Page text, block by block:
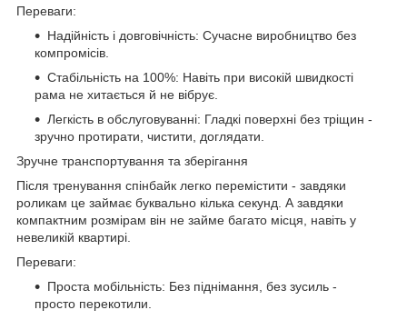
Переваги:
Надійність і довговічність: Сучасне виробництво без
компромісів.
Стабільність на 100%: Навіть при високій швидкості
рама не хитається й не вібрує.
Легкість в обслуговуванні: Гладкі поверхні без тріщин -
зручно протирати, чистити, доглядати.
Зручне транспортування та зберігання
Після тренування спінбайк легко перемістити - завдяки
роликам це займає буквально кілька секунд. А завдяки
компактним розмірам він не займе багато місця, навіть у
невеликій квартирі.
Переваги:
Проста мобільність: Без піднімання, без зусиль -
просто перекотили.